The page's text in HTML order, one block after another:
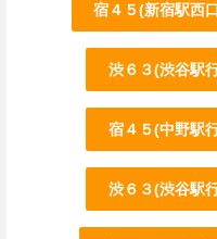
宿４５(新宿駅西
渋６３(渋谷駅
宿４５(中野駅
渋６３(渋谷駅